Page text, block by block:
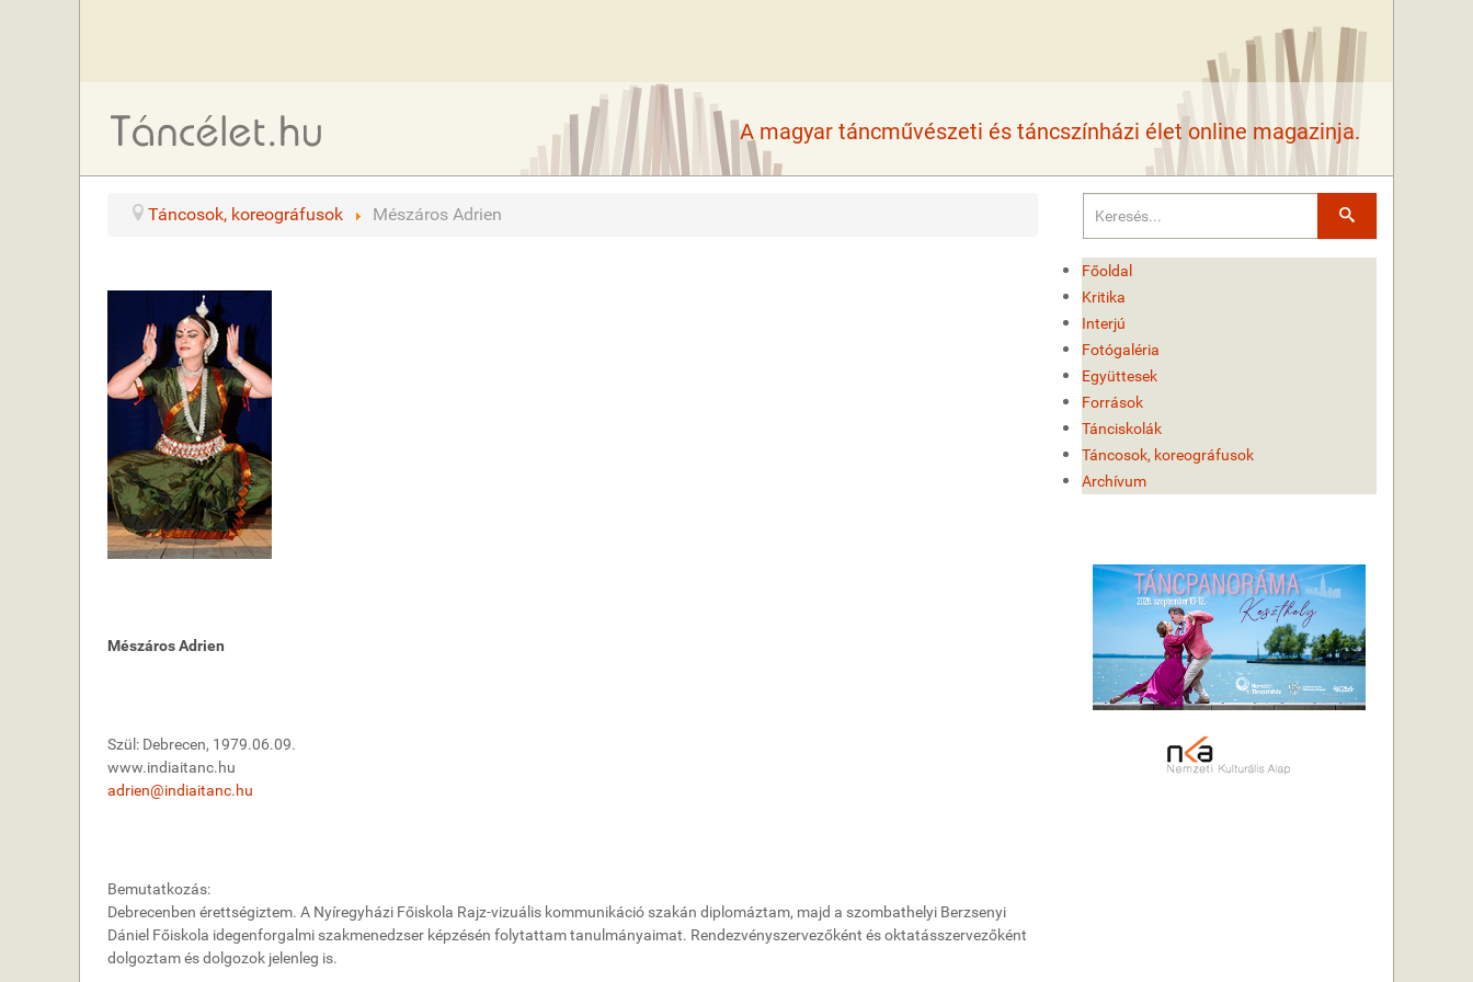
A magyar táncművészeti és táncszínházi élet online magazinja.
Táncosok, koreográfusok Mészáros Adrien
Mészáros Adrien
Szül: Debrecen, 1979.06.09.
www.indiaitanc.hu
adrien@indiaitanc.hu
Bemutatkozás:
Debrecenben érettségiztem. A Nyíregyházi Főiskola Rajz-vizuális kommunikáció szakán diplomáztam, majd a szombathelyi Berzsenyi
Dániel Főiskola idegenforgalmi szakmenedzser képzésén folytattam tanulmányaimat. Rendezvényszervezőként és oktatásszervezőként
dolgoztam és dolgozok jelenleg is.
Keresés
Főoldal
Kritika
Interjú
Fotógaléria
Együttesek
Források
Tánciskolák
Táncosok, koreográfusok
Archívum